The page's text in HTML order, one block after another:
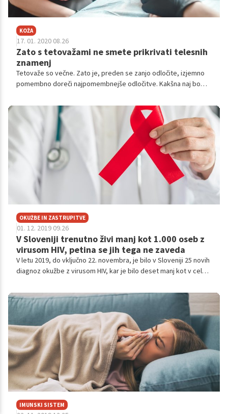
KOŽA
17. 01. 2020 08.26
Zato s tetovažami ne smete prikrivati telesnih
znamenj
Tetovaže so večne. Zato je, preden se zanjo odločite, izjemno
pomembno doreči najpomembnejše odločitve. Kakšna naj bo
želimo tetovirati? Gre za varen poseg, nas bo bolelo? In
najpomembnejše – pri kom si bomo dali tetovirati izbrano
tetovažo.
OKUŽBE IN ZASTRUPITVE
01. 12. 2019 09.26
V Sloveniji trenutno živi manj kot 1.000 oseb z
virusom HIV, petina se jih tega ne zaveda
V letu 2019, do vključno 22. novembra, je bilo v Sloveniji 25 novih
diagnoz okužbe z virusom HIV, kar je bilo deset manj kot v celem
(NIJZ) pri nas trenutno živi manj kot 1.000 oseb z virusom HIV, od
katerih jih približno petina ne ve za svojo okužbo.
IMUNSKI SISTEM